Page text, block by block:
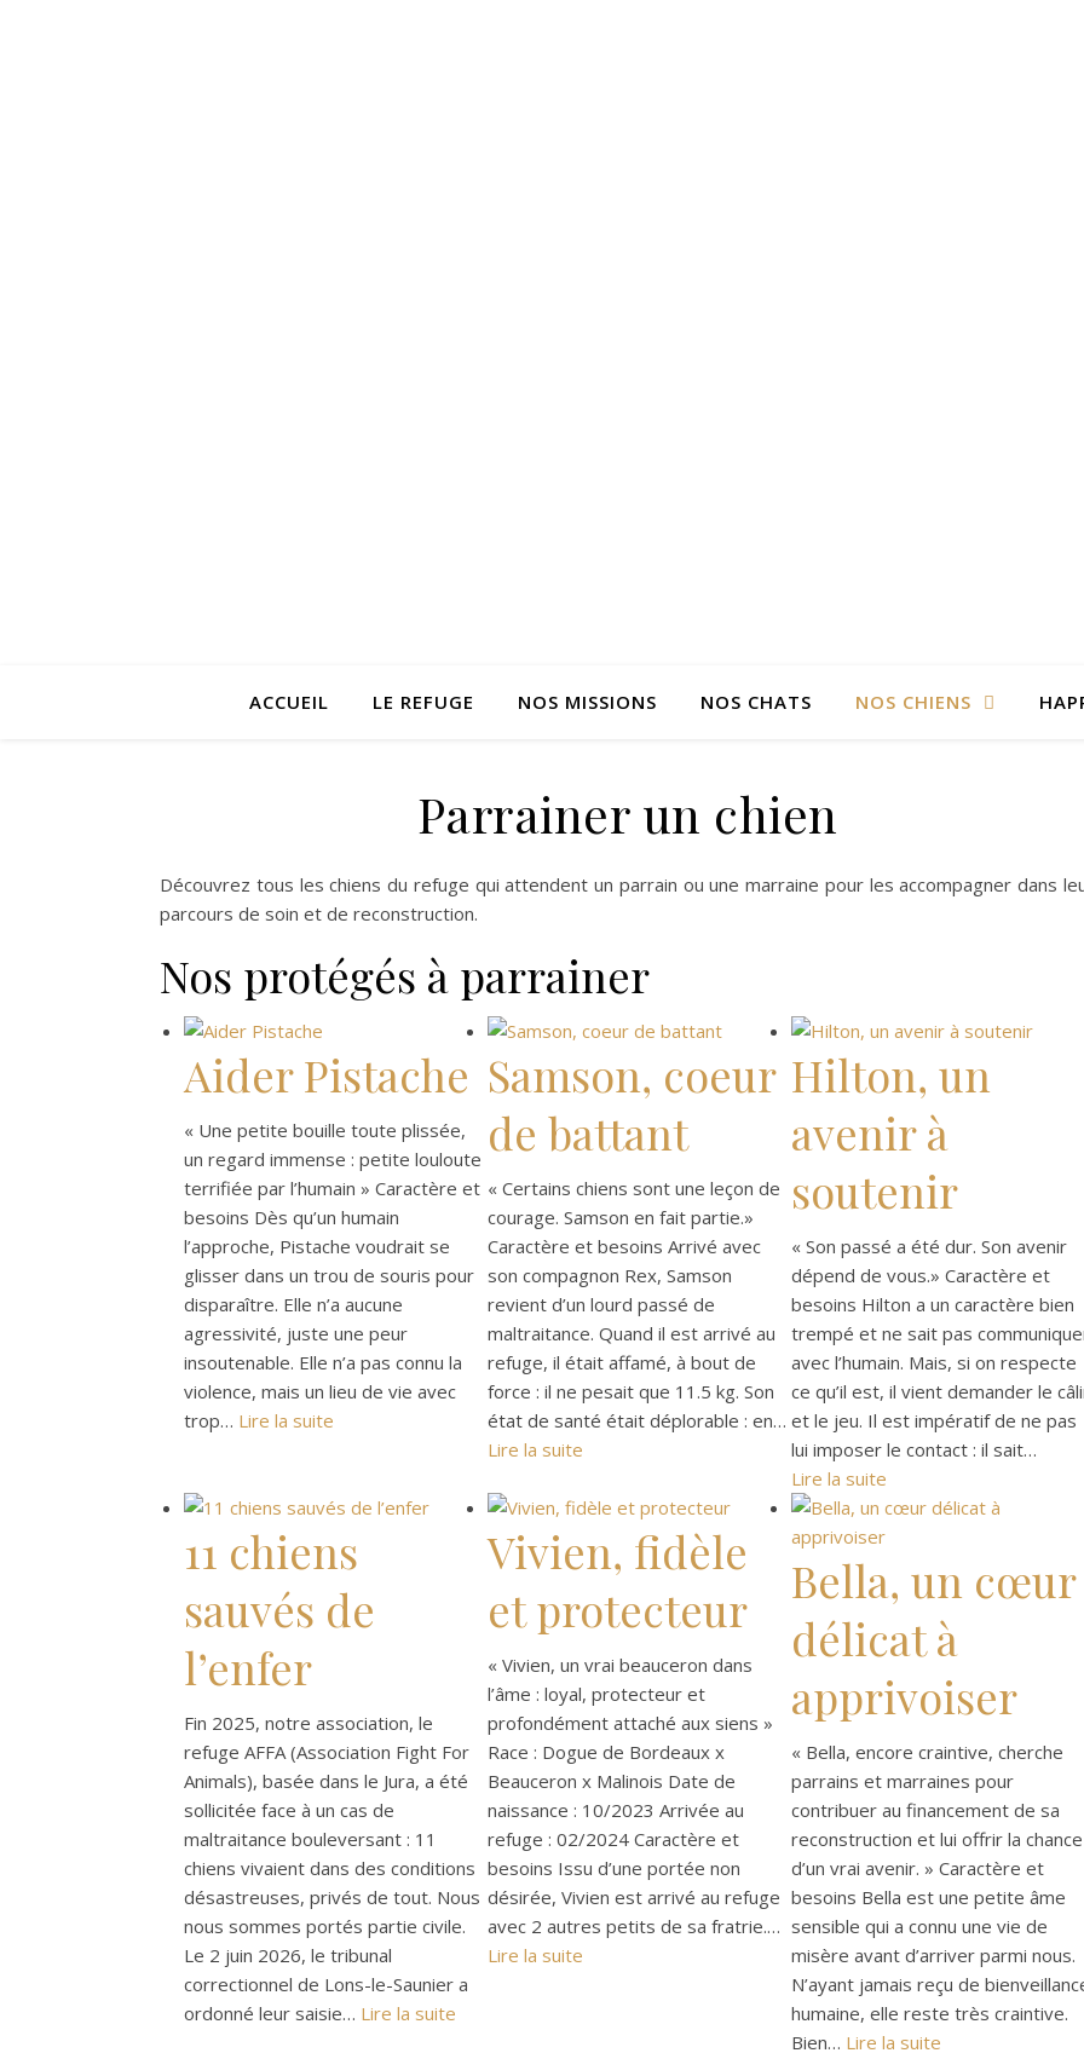
ACCUEIL LE REFUGE NOS MISSIONS NOS CHATS NOS CHIENS
Parrainer un chien
Découvrez tous les chiens du refuge qui attendent un parrain ou une marraine pour les accompagner dans
parcours de soin et de reconstruction.
Nos protégés à parrainer
Aider Pistache
« Une petite bouille toute plissée,
un regard immense : petite louloute
terrifiée par l’humain » Caractère et
besoins Dès qu’un humain
l’approche, Pistache voudrait se
glisser dans un trou de souris pour
disparaître. Elle n’a aucune
agressivité, juste une peur
insoutenable. Elle n’a pas connu la
violence, mais un lieu de vie avec
trop… Lire la suite
Samson, coeur
de battant
« Certains chiens sont une leçon de
courage. Samson en fait partie.»
Caractère et besoins Arrivé avec
son compagnon Rex, Samson
revient d’un lourd passé de
maltraitance. Quand il est arrivé au
refuge, il était affamé, à bout de
force : il ne pesait que 11.5 kg. Son
état de santé était déplorable : en…
Lire la suite
Hilton, un
avenir à
soutenir
« Son passé a été dur. Son avenir
dépend de vous.» Caractère et
besoins Hilton a un caractère bien
trempé et ne sait pas
avec l’humain. Mais, si on respecte
ce qu’il est, il vient demander le
et le jeu. Il est impératif de ne pas
lui imposer le contact : il sait…
Lire la suite
11 chiens
sauvés de
l’enfer
Fin 2025, notre association, le
refuge AFFA (Association Fight For
Animals), basée dans le Jura, a été
sollicitée face à un cas de
maltraitance bouleversant : 11
chiens vivaient dans des conditions
désastreuses, privés de tout. Nous
nous sommes portés partie civile.
Le 2 juin 2026, le tribunal
correctionnel de Lons-le-Saunier a
ordonné leur saisie… Lire la suite
Vivien, fidèle
et protecteur
« Vivien, un vrai beauceron dans
l’âme : loyal, protecteur et
profondément attaché aux siens »
Race : Dogue de Bordeaux x
Beauceron x Malinois Date de
naissance : 10/2023 Arrivée au
refuge : 02/2024 Caractère et
besoins Issu d’une portée non
désirée, Vivien est arrivé au refuge
avec 2 autres petits de sa fratrie.…
Lire la suite
Bella, un cœur
délicat à
apprivoiser
« Bella, encore craintive, cherche
parrains et marraines pour
contribuer au financement de sa
reconstruction et lui offrir la chance
d’un vrai avenir. » Caractère et
besoins Bella est une petite âme
sensible qui a connu une vie de
misère avant d’arriver parmi nous.
N’ayant jamais reçu de
humaine, elle reste très craintive.
Bien… Lire la suite